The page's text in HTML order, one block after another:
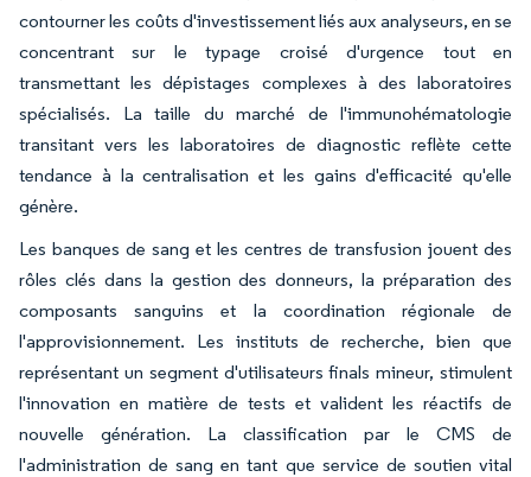
contourner les coûts d'investissement liés aux analyseurs, en se
concentrant sur le typage croisé d'urgence tout en
transmettant les dépistages complexes à des laboratoires
spécialisés. La taille du marché de l'immunohématologie
transitant vers les laboratoires de diagnostic reflète cette
tendance à la centralisation et les gains d'efficacité qu'elle
génère.
Les banques de sang et les centres de transfusion jouent des
rôles clés dans la gestion des donneurs, la préparation des
composants sanguins et la coordination régionale de
l'approvisionnement. Les instituts de recherche, bien que
représentant un segment d'utilisateurs finals mineur, stimulent
l'innovation en matière de tests et valident les réactifs de
nouvelle génération. La classification par le CMS de
l'administration de sang en tant que service de soutien vital